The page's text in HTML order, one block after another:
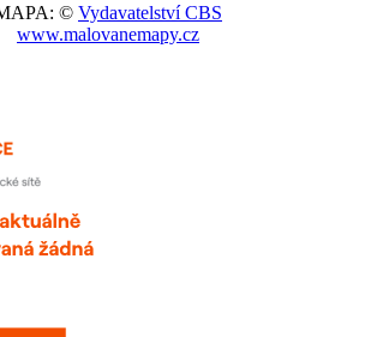
© Vydavatelství CBS
www.malovanemapy.cz